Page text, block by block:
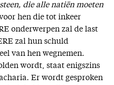
die alle natiën moeten
hen die tot inkeer
onderwerpen zal de last
zal hun schuld
van hen wegnemen.
wordt, staat enigszins
Er wordt gesproken